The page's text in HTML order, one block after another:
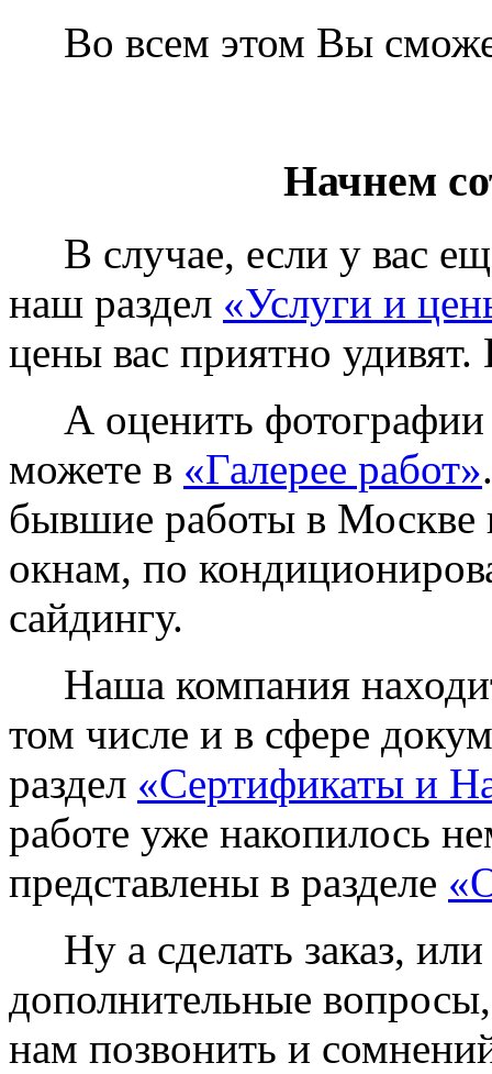
Во всем этом Вы
Начнем
В случае, если у вас
наш раздел «Услуги и
цены вас приятно
А оценить фотографии
можете в «Галерее работ»
бывшие работы в Москве
окнам, по
сайдингу.
Наша компания
том числе и в сфере
раздел «Сертификаты и
работе уже накопилось
представлены в разделе
Ну а сделать заказ, или
дополнительные вопросы,
нам позвонить и